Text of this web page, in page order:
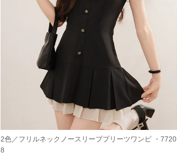
2色／フリルネックノースリーブプリーツワンピ ・7720
8